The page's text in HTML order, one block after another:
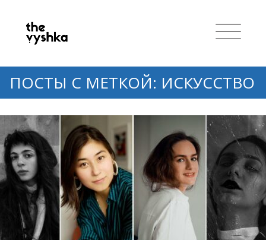
ПОСТЫ С МЕТКОЙ: ИСКУССТВО